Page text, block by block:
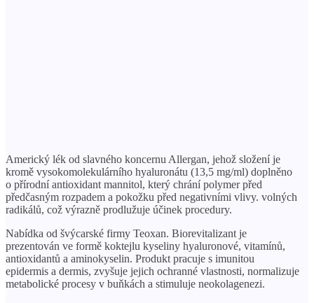
Americký lék od slavného koncernu Allergan, jehož složení je
kromě vysokomolekulárního hyaluronátu (13,5 mg/ml) doplněno
o přírodní antioxidant mannitol, který chrání polymer před
předčasným rozpadem a pokožku před negativními vlivy. volných
radikálů, což výrazně prodlužuje účinek procedury.
Nabídka od švýcarské firmy Teoxan. Biorevitalizant je
prezentován ve formě koktejlu kyseliny hyaluronové, vitamínů,
antioxidantů a aminokyselin. Produkt pracuje s imunitou
epidermis a dermis, zvyšuje jejich ochranné vlastnosti, normalizuje
metabolické procesy v buňkách a stimuluje neokolagenezi.